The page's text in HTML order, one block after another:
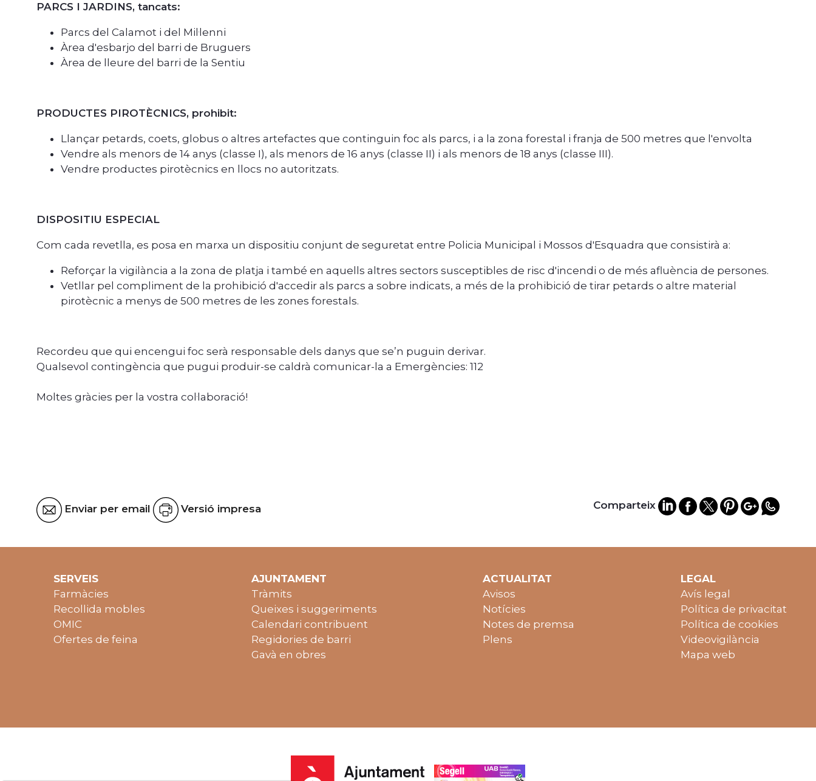
PARCS I JARDINS, tancats:
Parcs del Calamot i del Mil·lenni
Àrea d'esbarjo del barri de Bruguers
Àrea de lleure del barri de la Sentiu
PRODUCTES PIROTÈCNICS, prohibit:
Llançar petards, coets, globus o altres artefactes que continguin foc als parcs, i a la zona forestal i franja de 500 metres que l'envolta
Vendre als menors de 14 anys (classe I), als menors de 16 anys (classe II) i als menors de 18 anys (classe III).
Vendre productes pirotècnics en llocs no autoritzats.
DISPOSITIU ESPECIAL
Com cada revetlla, es posa en marxa un dispositiu conjunt de seguretat entre Policia Municipal i Mossos d'Esquadra que consistirà a:
Reforçar la vigilància a la zona de platja i també en aquells altres sectors susceptibles de risc d'incendi o de més afluència de persones.
Vetllar pel compliment de la prohibició d'accedir als parcs a sobre indicats, a més de la prohibició de tirar petards o altre material
pirotècnic a menys de 500 metres de les zones forestals.
Recordeu que qui encengui foc serà responsable dels danys que se’n puguin derivar.
Qualsevol contingència que pugui produir-se caldrà comunicar-la a Emergències: 112
Moltes gràcies per la vostra col·laboració!
Enviar per email Versió impresa Comparteix
SERVEIS
Farmàcies
Recollida mobles
OMIC
Ofertes de feina
AJUNTAMENT
Tràmits
Queixes i suggeriments
Calendari contribuent
Regidories de barri
Gavà en obres
ACTUALITAT
Avisos
Notícies
Notes de premsa
Plens
LEGAL
Avís legal
Política de privacitat
Política de cookies
Videovigilància
Mapa web